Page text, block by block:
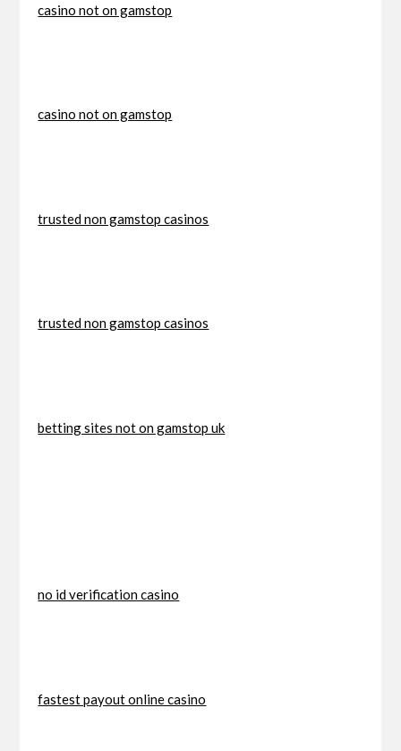
casino not on gamstop
casino not on gamstop
trusted non gamstop casinos
trusted non gamstop casinos
betting sites not on gamstop uk
no id verification casino
fastest payout online casino